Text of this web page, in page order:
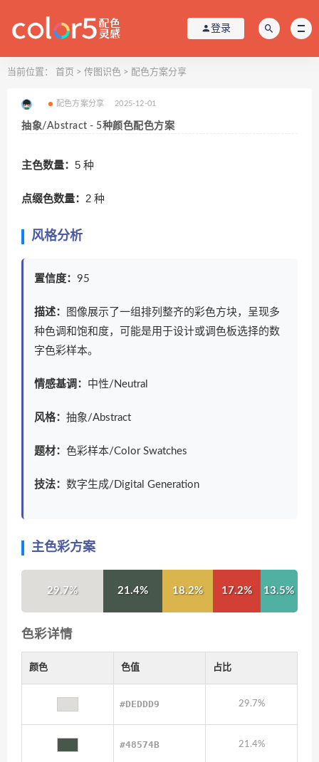
登录
当前位置： 首页 > 传图识色 > 配色方案分享
配色方案分享 2025-12-01
抽象/Abstract - 5种颜色配色方案
主色数量： 5 种
点缀色数量： 2 种
风格分析
置信度： 95
描述：
图像展示了一组排列整齐的彩色方块，呈现多
种色调和饱和度，可能是用于设计或调色板选择的数
字色彩样本。
情感基调： 中性/Neutral
风格： 抽象/Abstract
题材： 色彩样本/Color Swatches
技法： 数字生成/Digital Generation
主色彩方案
29.7% 21.4% 18.2% 17.2% 13.5%
色彩详情
颜色 色值 占比
#DEDDD9 29.7%
#48574B 21.4%